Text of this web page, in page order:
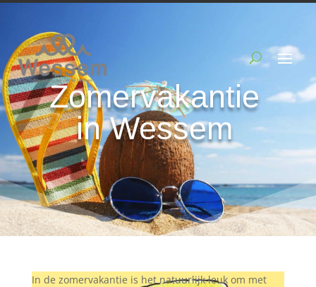
Zomervakantie
in Wessem
In de zomervakantie is het natuurlijk leuk om met